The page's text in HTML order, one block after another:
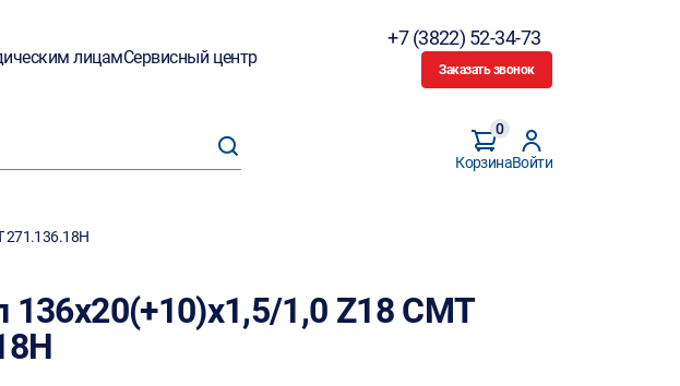
лицамСервисный центр
+7 (3822) 52-34-73
Заказать звонок
Корзина
0
Войти
271.136.18H
1,0 Z18 CMT